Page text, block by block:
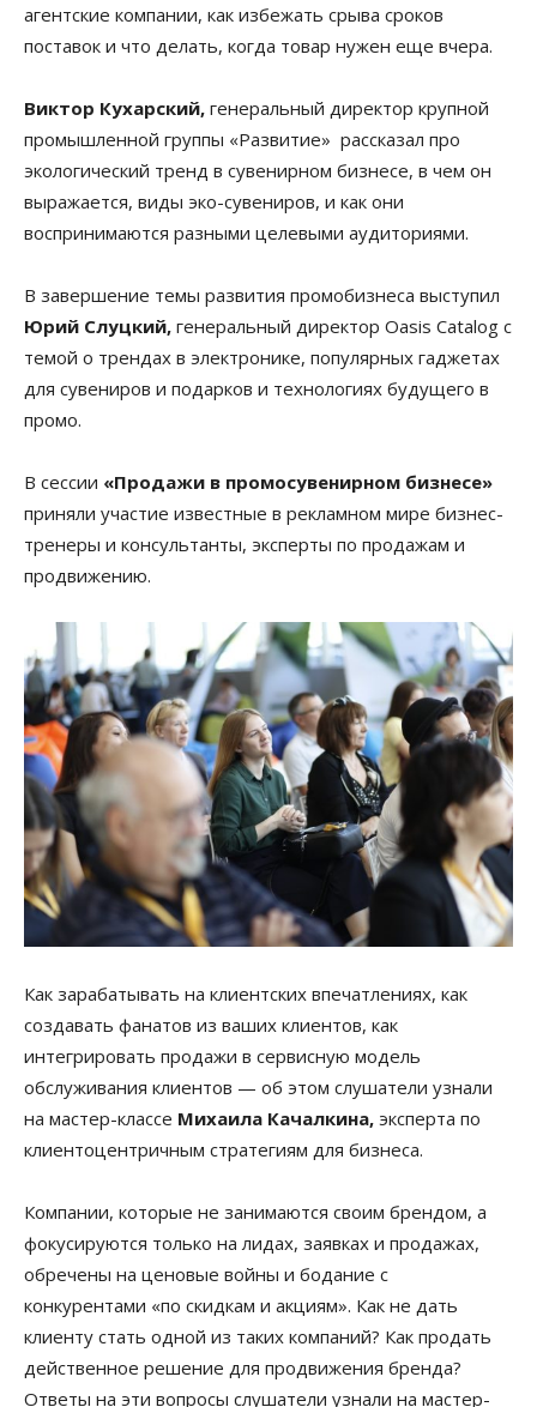
агентские компании, как избежать срыва сроков
поставок и что делать, когда товар нужен еще вчера.
Виктор Кухарский, генеральный директор крупной
промышленной группы «Развитие» рассказал про
экологический тренд в сувенирном бизнесе, в чем он
выражается, виды эко-сувениров, и как они
воспринимаются разными целевыми аудиториями.
В завершение темы развития промобизнеса выступил
Юрий Слуцкий, генеральный директор Oasis Catalog с
темой о трендах в электронике, популярных гаджетах
для сувениров и подарков и технологиях будущего в
промо.
В сессии «Продажи в промосувенирном бизнесе»
приняли участие известные в рекламном мире бизнес-
тренеры и консультанты, эксперты по продажам и
продвижению.
Как зарабатывать на клиентских впечатлениях, как
создавать фанатов из ваших клиентов, как
интегрировать продажи в сервисную модель
обслуживания клиентов — об этом слушатели узнали
на мастер-классе Михаила Качалкина, эксперта по
клиентоцентричным стратегиям для бизнеса.
Компании, которые не занимаются своим брендом, а
фокусируются только на лидах, заявках и продажах,
обречены на ценовые войны и бодание с
конкурентами «по скидкам и акциям». Как не дать
клиенту стать одной из таких компаний? Как продать
действенное решение для продвижения бренда?
Ответы на эти вопросы слушатели узнали на мастер-